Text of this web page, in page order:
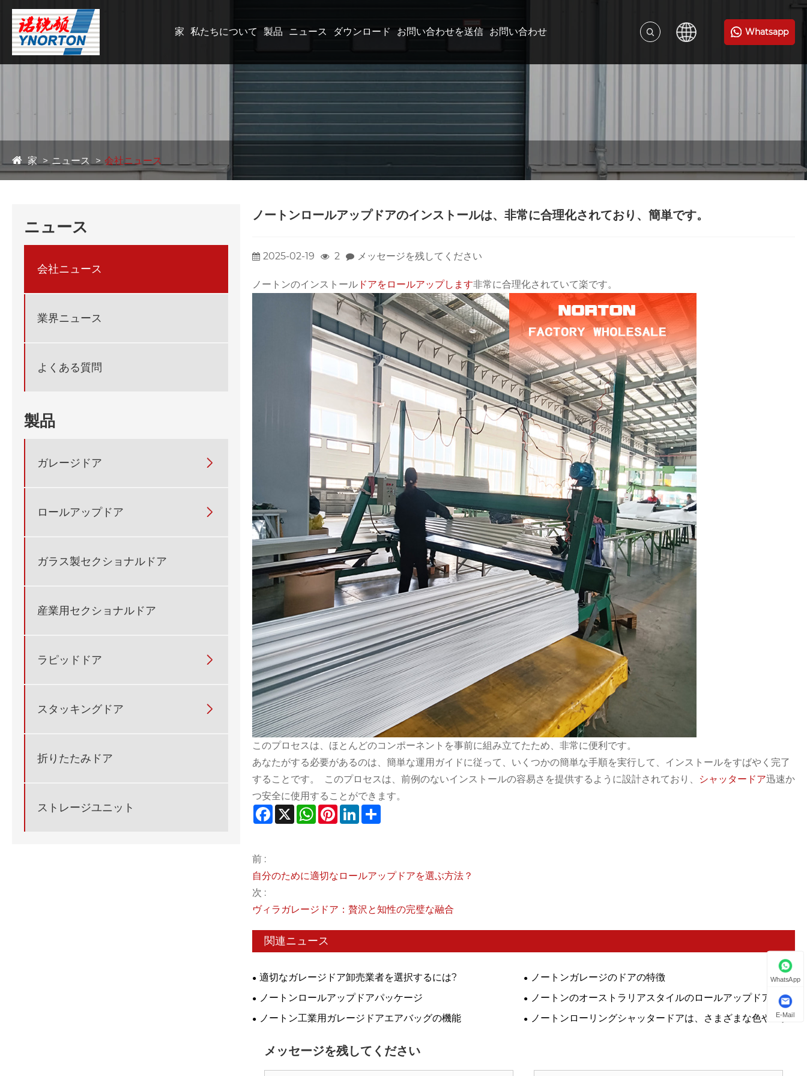
家 私たちについて 製品 ニュース ダウンロード お問い合わせを送信 お問い合わせ Whatsapp
家 ニュース 会社ニュース
ニュース
会社ニュース
業界ニュース
よくある質問
製品
ガレージドア 
ロールアップドア 
ガラス製セクショナルドア
産業用セクショナルドア
ラピッドドア 
スタッキングドア 
折りたたみドア
ストレージユニット
ノートンロールアップドアのインストールは、非常に合理化されており、簡単です。
2025-02-19 2 メッセージを残してください
ノートンのインストール ドアをロールアップします非常に合理化されていて楽です。
このプロセスは、ほとんどのコンポーネントを事前に組み立てたため、非常に便利です。
あなたがする必要があるのは、簡単な運用ガイドに従って、いくつかの簡単な手順を実行して、インストールをすばやく完了
することです。 このプロセスは、前例のないインストールの容易さを提供するように設計されており、
シャッタードア迅速か
つ安全に使用することができます。
Facebook
X WhatsApp
PinterestLinkedIn
前 :
自分のために適切なロールアップドアを選ぶ方法？
次 :
ヴィラガレージドア：贅沢と知性の完璧な融合
関連ニュース
適切なガレージドア卸売業者を選択するには?
ノートンガレージのドアの特徴
ノートンロールアップドアパッケージ
ノートンのオーストラリアスタイルのロールアップドアパッ
ノートン工業用ガレージドアエアバッグの機能
ノートンローリングシャッタードアは、さまざまな色やスタ
メッセージを残してください
WhatsApp
E-Mail